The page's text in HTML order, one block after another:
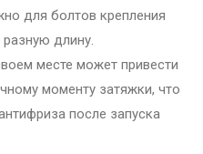
для болтов крепления
длину.
месте может привести
моменту затяжки, что
после запуска